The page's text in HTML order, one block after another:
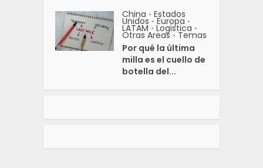
China • Estados
Unidos • Europa •
LATAM • Logistica •
Otras Areas • Temas
Por qué la última
milla es el cuello de
botella del...